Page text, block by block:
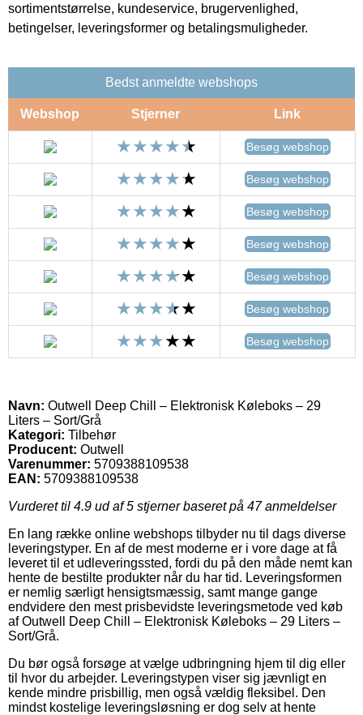
sortimentstørrelse, kundeservice, brugervenlighed,
betingelser, leveringsformer og betalingsmuligheder.
Bedst anmeldte webshops
Webshop Stjerner Link
Besøg webshop
Besøg webshop
Besøg webshop
Besøg webshop
Besøg webshop
Besøg webshop
Besøg webshop
Navn: Outwell Deep Chill – Elektronisk Køleboks – 29
Liters – Sort/Grå
Kategori: Tilbehør
Producent: Outwell
Varenummer: 5709388109538
EAN: 5709388109538
Vurderet til 4.9 ud af 5 stjerner baseret på 47anmeldelser
En lang række online webshops tilbyder nu til dags diverse
leveringstyper. En af de mest moderne er i vore dage at få
leveret til et udleveringssted, fordi du på den måde nemt kan
hente de bestilte produkter når du har tid. Leveringsformen
er nemlig særligt hensigtsmæssig, samt mange gange
endvidere den mest prisbevidste leveringsmetode ved køb
af Outwell Deep Chill – Elektronisk Køleboks – 29 Liters –
Sort/Grå.
Du bør også forsøge at vælge udbringning hjem til dig eller
til hvor du arbejder. Leveringstypen viser sig jævnligt en
kende mindre prisbillig, men også vældig fleksibel. Den
mindst kostelige leveringsløsning er dog selv at hente